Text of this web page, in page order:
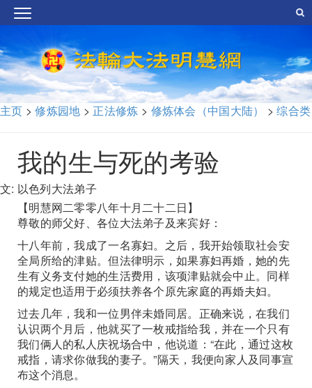
主页 >修炼园地 > 正法修炼 > 修炼体会（中国大陆） >综合类
我的生与死的考验
文: 以色列大法弟子
【明慧网二零零八年十月二十二日】
尊敬的师父好、各位大法弟子及来宾好：
十八年前，我成了一名寡妇。之后，我开始领取社会安
全局所给的津贴。但法律明示，如果寡妇再婚，她的先
生有义务支付她的生活费用，该项津贴就会中止。同样
的规定也适用于必须扶养各个原先家庭的再婚夫妇。
过去几年，我和一位男伴未婚同居。正确来说，在我们
认识两个月后，他就买了一枚戒指给我，并在一个只有
我们俩人的私人庆祝场合中，他说道：“在此，通过这枚
戒指，请求你做我的妻子。”隔天，我便向家人及同事宣
布这个消息。